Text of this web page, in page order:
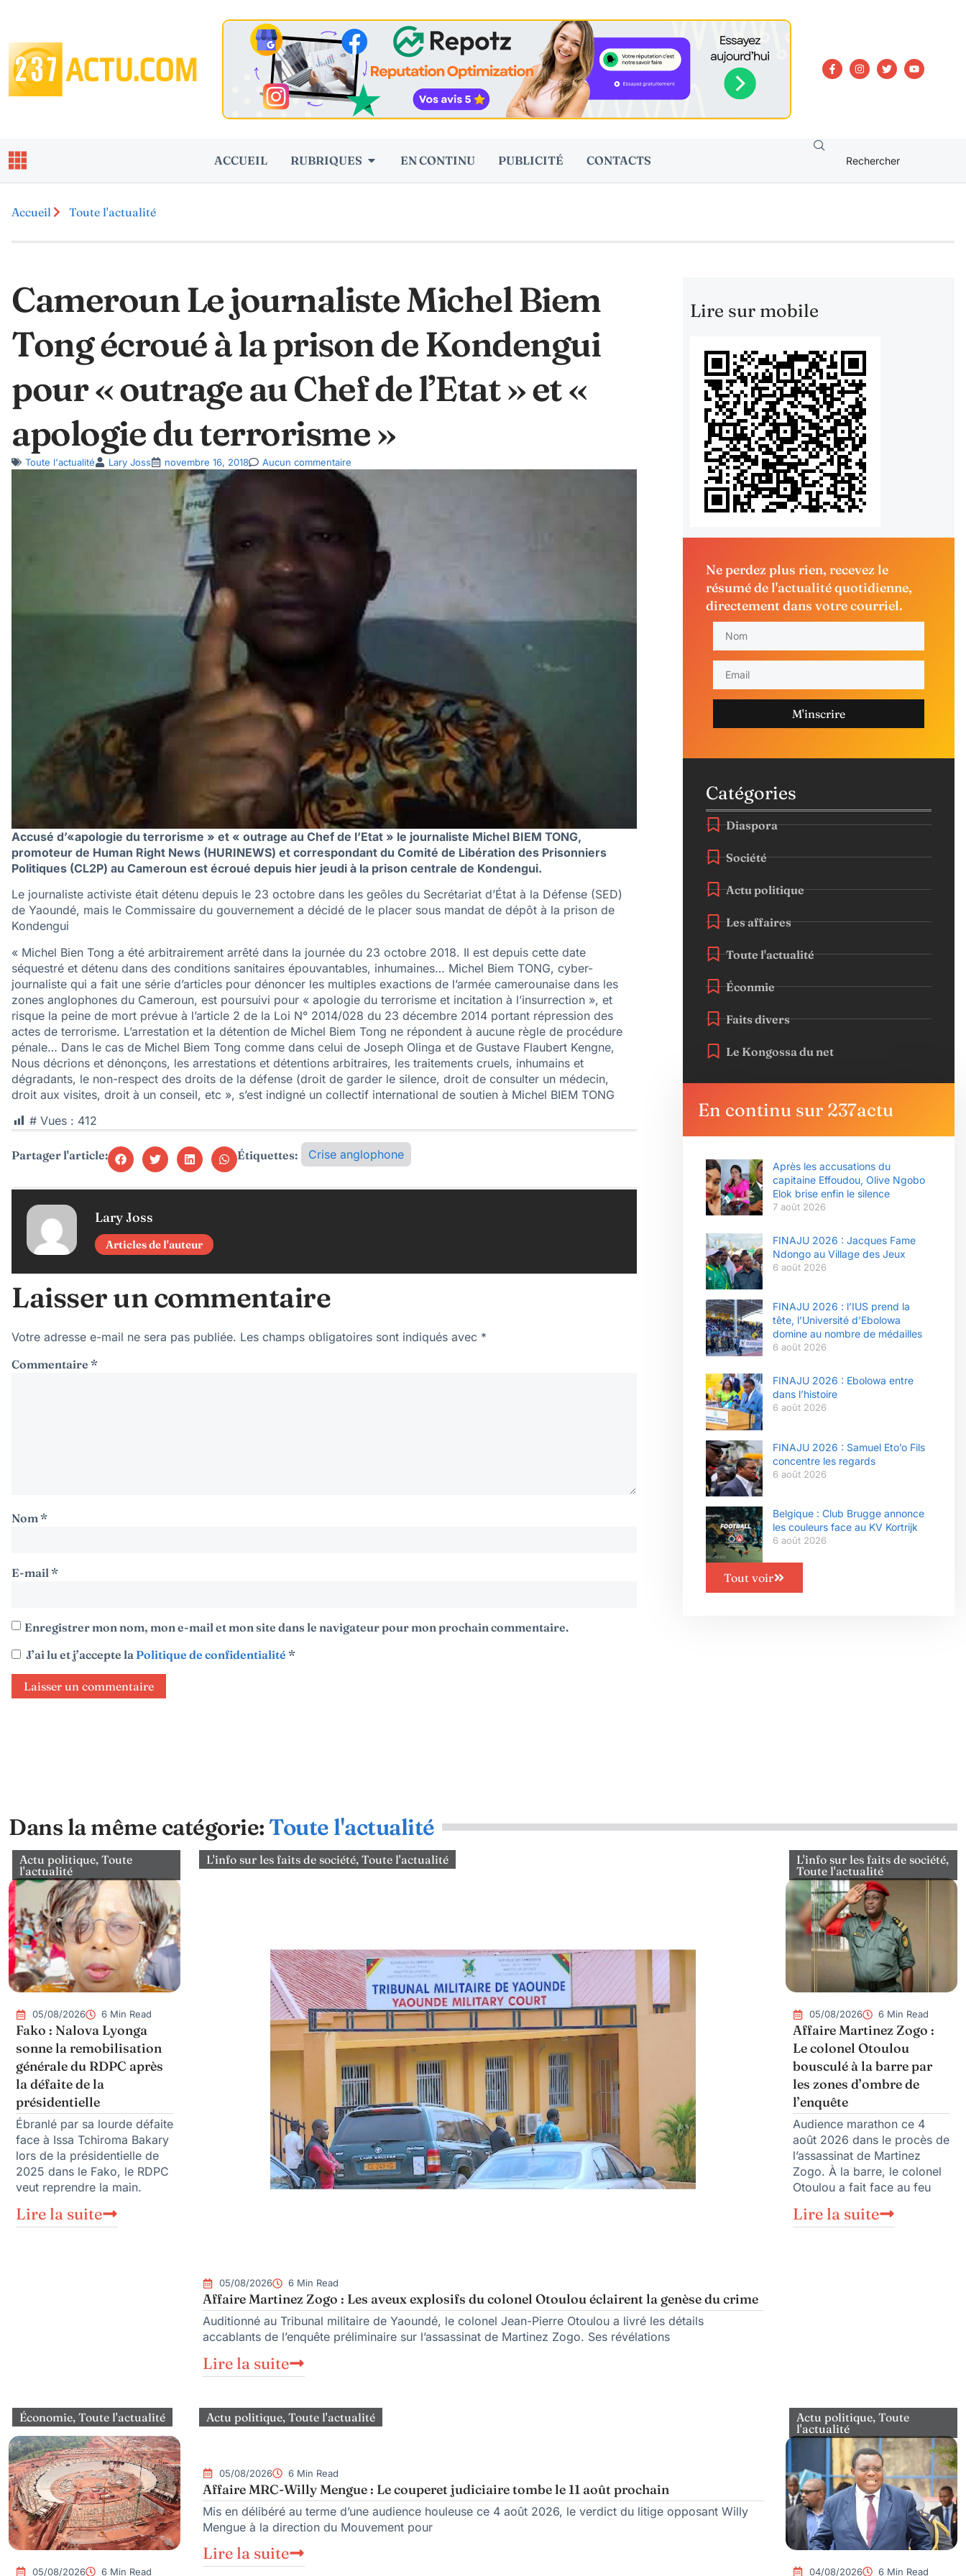
ACCUEIL RUBRIQUES EN CONTINU PUBLICITÉ CONTACTS
Accueil Toute l'actualité
Cameroun Le journaliste Michel Biem
Tong écroué à la prison de Kondengui
pour « outrage au Chef de l’Etat » et «
apologie du terrorisme »
Toute l'actualité Lary Joss novembre 16, 2018 Aucun commentaire
Accusé d’«apologie du terrorisme » et « outrage au Chef de l’Etat » le journaliste Michel BIEM TONG,
promoteur de Human Right News (HURINEWS) et correspondant du Comité de Libération des Prisonniers
Politiques (CL2P) au Cameroun est écroué depuis hier jeudi à la prison centrale de Kondengui.
Le journaliste activiste était détenu depuis le 23 octobre dans les geôles du Secrétariat d’État à la Défense (SED)
de Yaoundé, mais le Commissaire du gouvernement a décidé de le placer sous mandat de dépôt à la prison de
Kondengui
« Michel Bien Tong a été arbitrairement arrêté dans la journée du 23 octobre 2018. Il est depuis cette date
séquestré et détenu dans des conditions sanitaires épouvantables, inhumaines… Michel Biem TONG, cyber-
journaliste qui a fait une série d’articles pour dénoncer les multiples exactions de l’armée camerounaise dans les
zones anglophones du Cameroun, est poursuivi pour « apologie du terrorisme et incitation à l’insurrection », et
risque la peine de mort prévue à l’article 2 de la Loi N° 2014/028 du 23 décembre 2014 portant répression des
actes de terrorisme. L’arrestation et la détention de Michel Biem Tong ne répondent à aucune règle de procédure
pénale… Dans le cas de Michel Biem Tong comme dans celui de Joseph Olinga et de Gustave Flaubert Kengne,
Nous décrions et dénonçons, les arrestations et détentions arbitraires, les traitements cruels, inhumains et
dégradants, le non-respect des droits de la défense (droit de garder le silence, droit de consulter un médecin,
droit aux visites, droit à un conseil, etc », s’est indigné un collectif international de soutien à Michel BIEM TONG
# Vues : 412
Partager l'article: Étiquettes: Crise anglophone
Lary Joss
Articles de l'auteur
Laisser un commentaire
Votre adresse e-mail ne sera pas publiée. Les champs obligatoires sont indiqués avec *
Commentaire *
Nom *
E-mail *
Enregistrer mon nom, mon e-mail et mon site dans le navigateur pour mon prochain commentaire.
J’ai lu et j’accepte la Politique de confidentialité *
Lire sur mobile
Ne perdez plus rien, recevez le
résumé de l'actualité quotidienne,
directement dans votre courriel.
M'inscrire
Catégories
Diaspora
Société
Actu politique
Les affaires
Toute l'actualité
Éconmie
Faits divers
Le Kongossa du net
En continu sur 237actu
Après les accusations du
capitaine Effoudou, Olive Ngobo
Elok brise enfin le silence
7 août 2026
FINAJU 2026 : Jacques Fame
Ndongo au Village des Jeux
6 août 2026
FINAJU 2026 : l’IUS prend la
tête, l’Université d’Ebolowa
domine au nombre de médailles
6 août 2026
FINAJU 2026 : Ebolowa entre
dans l’histoire
6 août 2026
FINAJU 2026 : Samuel Eto’o Fils
concentre les regards
6 août 2026
Belgique : Club Brugge annonce
les couleurs face au KV Kortrijk
6 août 2026
Tout voir
Dans la même catégorie: Toute l'actualité
Actu politique, Toute
l'actualité
05/08/2026 6 Min Read
Fako : Nalova Lyonga
sonne la remobilisation
générale du RDPC après
la défaite de la
présidentielle
Ébranlé par sa lourde défaite
face à Issa Tchiroma Bakary
lors de la présidentielle de
2025 dans le Fako, le RDPC
veut reprendre la main.
Lire la suite
L'info sur les faits de société, Toute l'actualité
05/08/2026 6 Min Read
Affaire Martinez Zogo : Les aveux explosifs du colonel Otoulou éclairent la genèse du crime
Auditionné au Tribunal militaire de Yaoundé, le colonel Jean-Pierre Otoulou a livré les détails
accablants de l’enquête préliminaire sur l’assassinat de Martinez Zogo. Ses révélations
Lire la suite
L'info sur les faits de société,
Toute l'actualité
05/08/2026 6 Min Read
Affaire Martinez Zogo :
Le colonel Otoulou
bousculé à la barre par
les zones d’ombre de
l’enquête
Audience marathon ce 4
août 2026 dans le procès de
l’assassinat de Martinez
Zogo. À la barre, le colonel
Otoulou a fait face au feu
Lire la suite
Économie, Toute l'actualité
05/08/2026 6 Min Read
Actu politique, Toute l'actualité
05/08/2026 6 Min Read
Affaire MRC-Willy Mengue : Le couperet judiciaire tombe le 11 août prochain
Mis en délibéré au terme d’une audience houleuse ce 4 août 2026, le verdict du litige opposant Willy
Mengue à la direction du Mouvement pour
Lire la suite
Actu politique, Toute
l'actualité
04/08/2026 6 Min Read